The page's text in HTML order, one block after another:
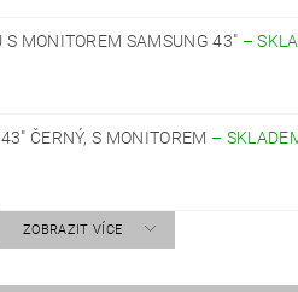
S MONITOREM SAMSUNG 43" –
ČERNÝ, S MONITOREM –
ZOBRAZIT VÍCE